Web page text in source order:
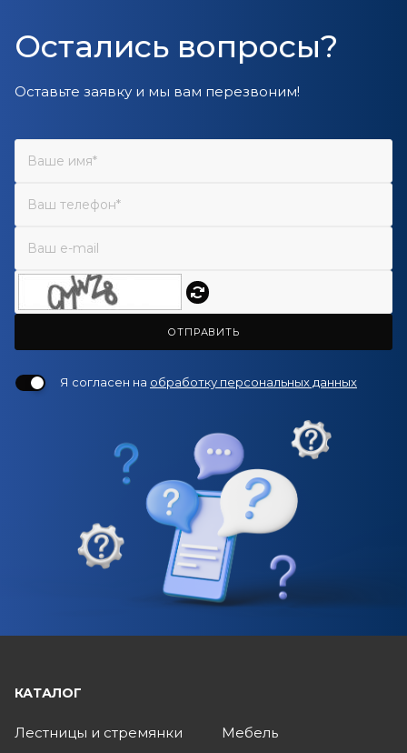
Остались вопросы?
Оставьте заявку и мы вам перезвоним!
ОТПРАВИТЬ
Я согласен на обработку персональных данных
КАТАЛОГ
Лестницы и стремянки
Мебель